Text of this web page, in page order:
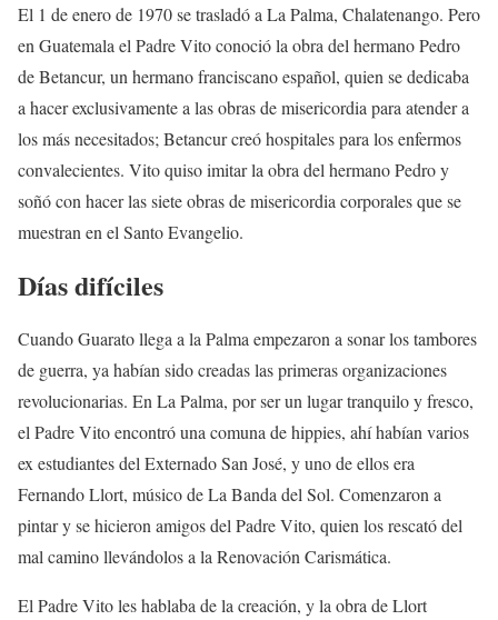
El 1 de enero de 1970 se trasladó a La Palma, Chalatenango. Pero
en Guatemala el Padre Vito conoció la obra del hermano Pedro
de Betancur, un hermano franciscano español, quien se dedicaba
a hacer exclusivamente a las obras de misericordia para atender a
los más necesitados; Betancur creó hospitales para los enfermos
convalecientes. Vito quiso imitar la obra del hermano Pedro y
soñó con hacer las siete obras de misericordia corporales que se
muestran en el Santo Evangelio.
Días difíciles
Cuando Guarato llega a la Palma empezaron a sonar los tambores
de guerra, ya habían sido creadas las primeras organizaciones
revolucionarias. En La Palma, por ser un lugar tranquilo y fresco,
el Padre Vito encontró una comuna de hippies, ahí habían varios
ex estudiantes del Externado San José, y uno de ellos era
Fernando Llort, músico de La Banda del Sol. Comenzaron a
pintar y se hicieron amigos del Padre Vito, quien los rescató del
mal camino llevándolos a la Renovación Carismática.
El Padre Vito les hablaba de la creación, y la obra de Llort